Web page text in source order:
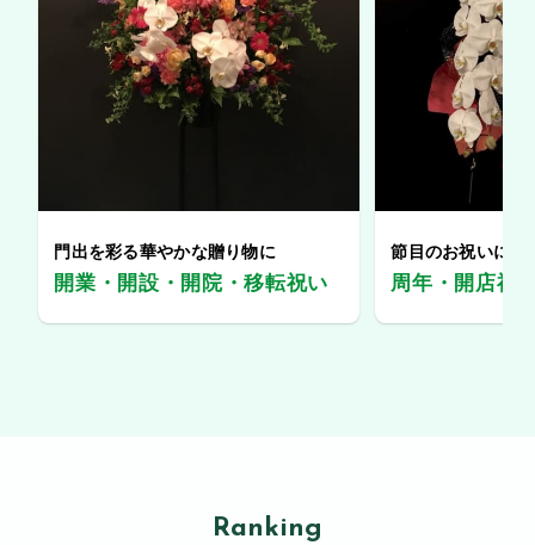
門出を彩る華やかな贈り物に
開業・開設・開院・移転祝い
節目のお祝いに、
周年・開店祝
Ranking